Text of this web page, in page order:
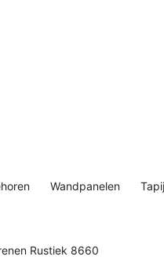
Wandpanelen
Rustiek 8660